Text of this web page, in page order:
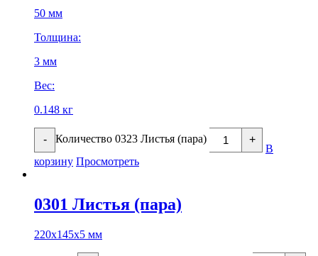
50 мм
Толщина:
3 мм
Вес:
0.148 кг
- Количество 0323 Листья (пара) +
В
корзину Просмотреть
0301 Листья (пара)
220х145х5 мм